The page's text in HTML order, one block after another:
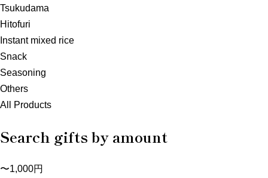
Tsukudama
Hitofuri
Instant mixed rice
Snack
Seasoning
Others
All Products
Search gifts by amount
〜1,000円